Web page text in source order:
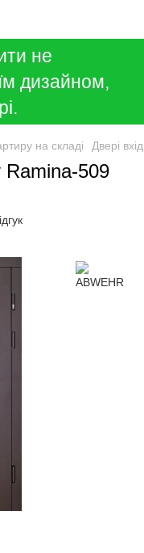
не
дизайном,
на складі Двері
Ramina-509